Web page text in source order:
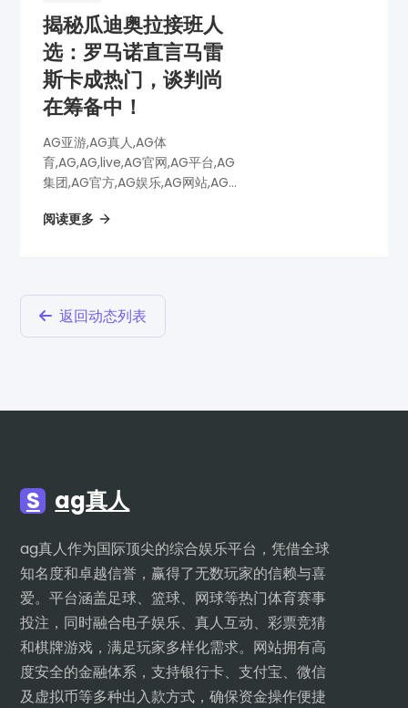
揭秘瓜迪奥拉接班人
选：罗马诺直言马雷
斯卡成热门，谈判尚
在筹备中！
AG亚游,AG真人,AG体
育,AG,AG,live,AG官网,AG平台,AG
集团,AG官方,AG娱乐,AG网站,AG
博彩,AG电子,揭秘瓜迪奥拉接班人
阅读更多
返回动态列表
S ag真人
ag真人作为国际顶尖的综合娱乐平台，凭借全球
知名度和卓越信誉，赢得了无数玩家的信赖与喜
爱。平台涵盖足球、篮球、网球等热门体育赛事
投注，同时融合电子娱乐、真人互动、彩票竞猜
和棋牌游戏，满足玩家多样化需求。网站拥有高
度安全的金融体系，支持银行卡、支付宝、微信
及虚拟币等多种出入款方式，确保资金操作便捷